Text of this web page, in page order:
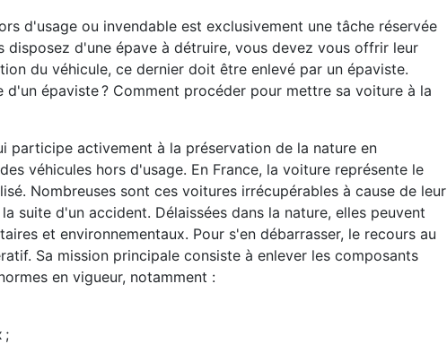
d'usage ou invendable est exclusivement une tâche réservée
disposez d'une épave à détruire, vous devez vous offrir leur
du véhicule, ce dernier doit être enlevé par un épaviste.
épaviste ? Comment procéder pour mettre sa voiture à la
participe activement à la préservation de la nature en
véhicules hors d'usage. En France, la voiture représente le
Nombreuses sont ces voitures irrécupérables à cause de leur
suite d'un accident. Délaissées dans la nature, elles peuvent
et environnementaux. Pour s'en débarrasser, le recours au
Sa mission principale consiste à enlever les composants
en vigueur, notamment :
;